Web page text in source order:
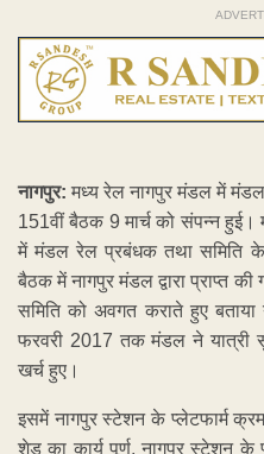
नागपुर: मध्य रेल नागपुर मंडल में मंडल
151वीं बैठक 9 मार्च को संपन्न
में मंडल रेल प्रबंधक तथा समिति के
बैठक में नागपुर मंडल द्वारा प्राप्त की
समिति को अवगत कराते हुए
फरवरी 2017 तक मंडल ने
खर्च हुए।
इसमें नागपुर स्टेशन के प्लेटफार्म
शेड का कार्य पूर्ण, नागपुर स्टेशन के